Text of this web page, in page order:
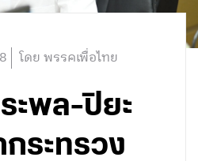
โดย พรรคเพื่อไทย
ะพล-ปิยะ
กระทรวง